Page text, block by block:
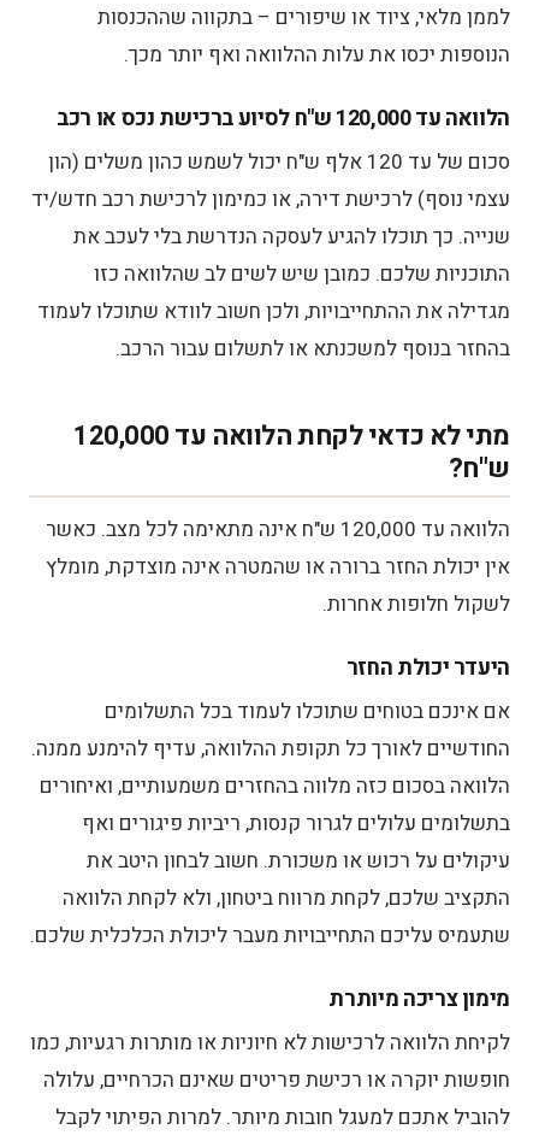
לממן מלאי, ציוד או שיפורים – בתקווה שההכנסות
הנוספות יכסו את עלות ההלוואה ואף יותר מכך.
הלוואה עד 120,000 ש"ח לסיוע ברכישת נכס או רכב
סכום של עד 120 אלף ש"ח יכול לשמש כהון משלים (הון
עצמי נוסף) לרכישת דירה, או כמימון לרכישת רכב חדש/יד
שנייה. כך תוכלו להגיע לעסקה הנדרשת בלי לעכב את
התוכניות שלכם. כמובן שיש לשים לב שהלוואה כזו
מגדילה את ההתחייבויות, ולכן חשוב לוודא שתוכלו לעמוד
בהחזר בנוסף למשכנתא או לתשלום עבור הרכב.
מתי לא כדאי לקחת הלוואה עד 120,000
ש"ח?
הלוואה עד 120,000 ש"ח אינה מתאימה לכל מצב. כאשר
אין יכולת החזר ברורה או שהמטרה אינה מוצדקת, מומלץ
לשקול חלופות אחרות.
היעדר יכולת החזר
אם אינכם בטוחים שתוכלו לעמוד בכל התשלומים
החודשיים לאורך כל תקופת ההלוואה, עדיף להימנע ממנה.
הלוואה בסכום כזה מלווה בהחזרים משמעותיים, ואיחורים
בתשלומים עלולים לגרור קנסות, ריביות פיגורים ואף
עיקולים על רכוש או משכורת. חשוב לבחון היטב את
התקציב שלכם, לקחת מרווח ביטחון, ולא לקחת הלוואה
שתעמיס עליכם התחייבויות מעבר ליכולת הכלכלית שלכם.
מימון צריכה מיותרת
לקיחת הלוואה לרכישות לא חיוניות או מותרות רגעיות, כמו
חופשות יוקרה או רכישת פריטים שאינם הכרחיים, עלולה
להוביל אתכם למעגל חובות מיותר. למרות הפיתוי לקבל